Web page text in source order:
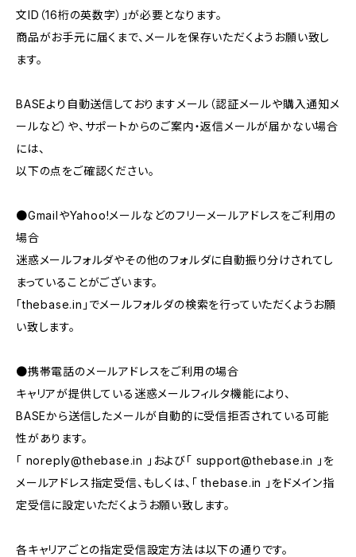
文ID（16桁の英数字）」が必要となります。
商品がお手元に届くまで、メールを保存いただくようお願い致し
ます。
BASEより自動送信しておりますメール（認証メールや購入通知メ
ールなど）や、サポートからのご案内・返信メールが届かない場合
には、
以下の点をご確認ください。
●GmailやYahoo!メールなどのフリーメールアドレスをご利用の
場合
迷惑メールフォルダやその他のフォルダに自動振り分けされてし
まっていることがございます。
「thebase.in」でメールフォルダの検索を行っていただくようお願
い致します。
●携帯電話のメールアドレスをご利用の場合
キャリアが提供している迷惑メールフィルタ機能により、
BASEから送信したメールが自動的に受信拒否されている可能
性があります。
「 noreply@thebase.in 」および「 support@thebase.in
」を
メールアドレス指定受信、もしくは、「 thebase.in 」をドメイン指
定受信に設定いただくようお願い致します。
各キャリアごとの指定受信設定方法は以下の通りです。